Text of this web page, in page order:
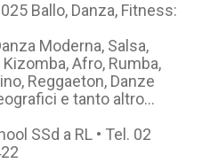
Ballo, Danza, Fitness:
Moderna, Salsa,
Afro, Rumba,
Reggaeton, Danze
e tanto altro…
SSd a RL • Tel. 02